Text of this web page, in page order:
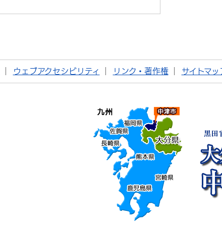
ウェブアクセシビリティ リンク・著作権 サイトマッ